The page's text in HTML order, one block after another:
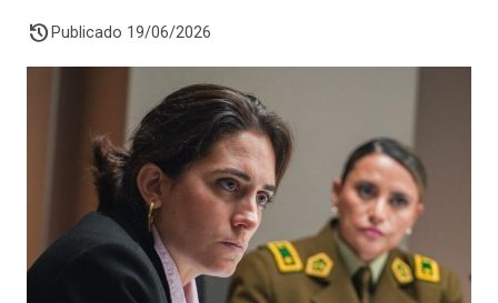
history Publicado 19/06/2026